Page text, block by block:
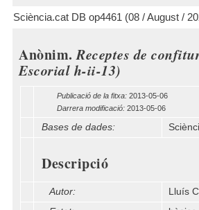
Sciència.cat DB op4461 (08 / August /
Anònim.Receptes de
Escorial h-ii-13)
Publicació de la fitxa: 2013-05-06
Darrera modificació: 2013-05-06
Bases de dades:
Descripció
Autor:
Lluís